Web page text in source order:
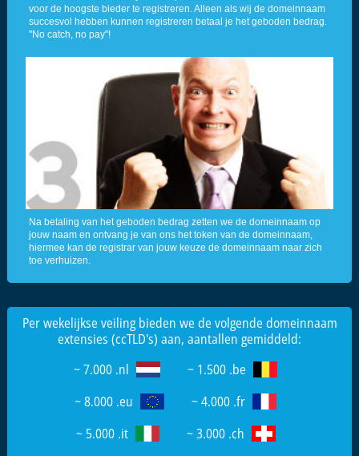
voor de hoogste bieder te registreren. Alleen als wij de domeinnaam
succesvol hebben kunnen registreren betaal je het geboden bedrag.
"No catch, no pay"!
Na betaling van het geboden bedrag zetten we de domeinnaam op
jouw naam en ontvang je van ons het token van de domeinnaam,
hiermee kan de registrar van jouw keuze de domeinnaam naar zich
toe verhuizen.
Per wekelijkse veiling bieden we de volgende domeinnaam
extensies (ccTLD's) aan, aantallen gemiddeld:
~ 7.000 .nl
~ 1.500 .be
~ 8.000 .eu
~ 4.000 .fr
~ 5.000 .it
~ 3.000 .ch